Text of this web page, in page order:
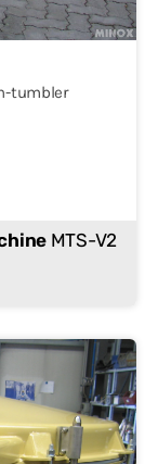
tumbler
MTS-V2